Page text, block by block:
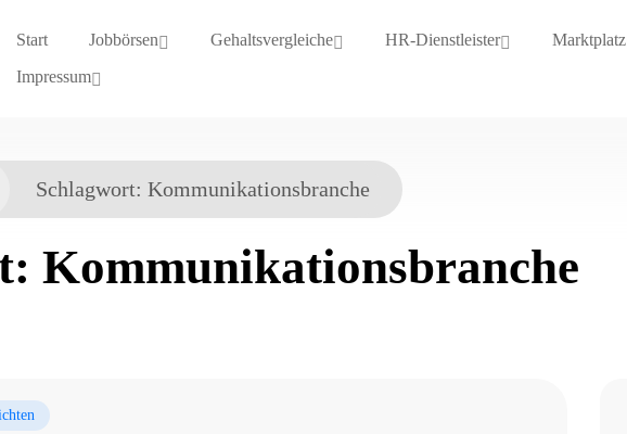
Start Jobbörsen Gehaltsvergleiche HR-Dienstleister Marktplatz
Impressum
Schlagwort: Kommunikationsbranche
Kommunikationsbranche